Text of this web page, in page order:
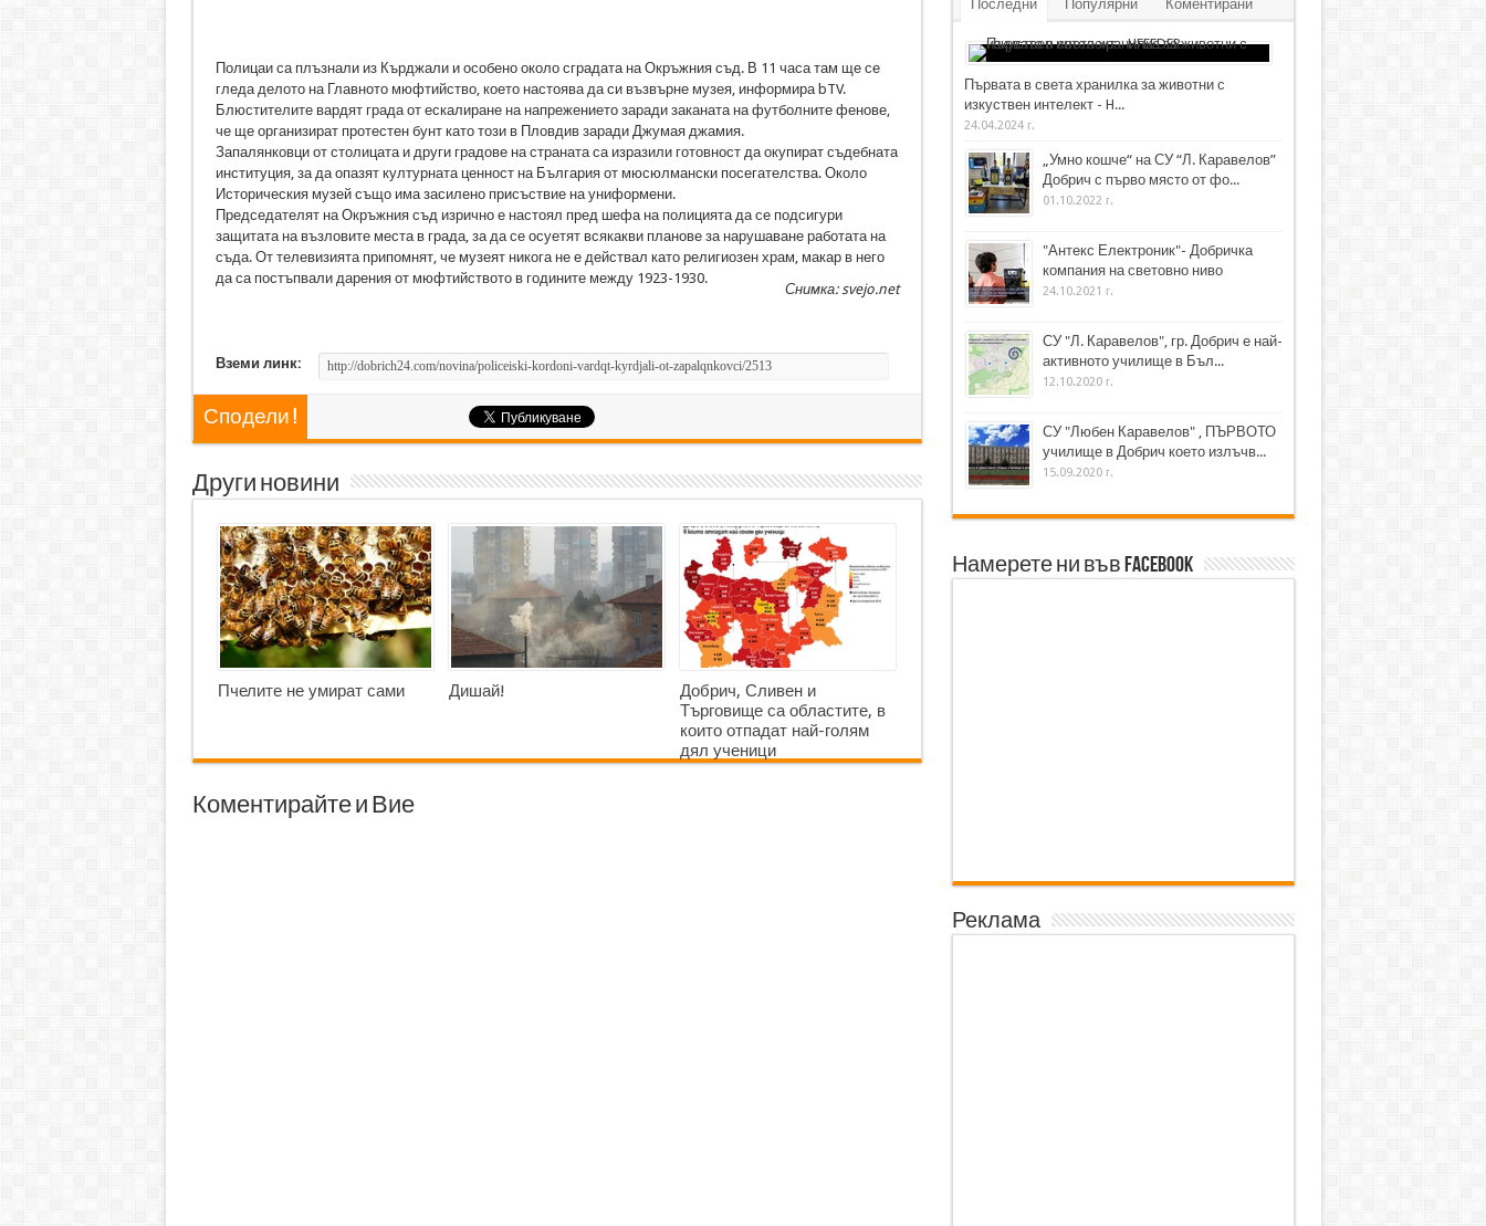
Полицаи са плъзнали из Кърджали и особено около сградата на Окръжния съд. В 11 часа там ще се
гледа делото на Главното мюфтийство, което настоява да си възвърне музея, информира bTV.
Блюстителите вардят града от ескалиране на напрежението заради заканата на футболните фенове,
че ще организират протестен бунт като този в Пловдив заради Джумая джамия.
Запалянковци от столицата и други градове на страната са изразили готовност да окупират съдебната
институция, за да опазят културната ценност на България от мюсюлмански посегателства. Около
Историческия музей също има засилено присъствие на униформени.
Председателят на Окръжния съд изрично е настоял пред шефа на полицията да се подсигури
защитата на възловите места в града, за да се осуетят всякакви планове за нарушаване работата на
съда. От телевизията припомнят, че музеят никога не е действал като религиозен храм, макар в него
да са постъпвали дарения от мюфтийството в годините между 1923-1930.
Снимка: svejo.net
Вземи линк:
Сподели !
Други новини
Пчелите не умират сами Дишай!
Добрич, Сливен и
Търговище са областите, в
които отпадат най-голям
дял ученици
Коментирайте и Вие
Последни Популярни Коментирани
Първата в света хранилка за животни с
изкуствен интелект - H...
24.04.2024 г.
„Умно кошче“ на СУ “Л. Каравелов”
Добрич с първо място от фо...
01.10.2022 г.
"Антекс Електроник"- Добричка
компания на световно ниво
24.10.2021 г.
СУ "Л. Каравелов", гр. Добрич е най-
активното училище в Бъл...
12.10.2020 г.
СУ "Любен Каравелов" , ПЪРВОТО
училище в Добрич което излъчв...
15.09.2020 г.
Намерете ни във Facebook
Реклама